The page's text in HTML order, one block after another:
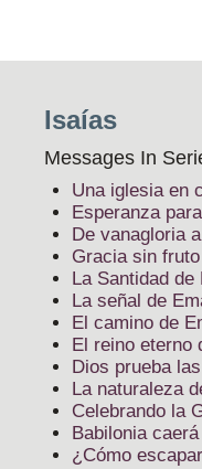
Isaías
Messages In
Una iglesia en
Esperanza
De vanagloria
Gracia sin fruto
La Santidad de
La señal de
El camino de
El reino eterno
Dios prueba
La naturaleza
Celebrando la
Babilonia caerá
¿Cómo